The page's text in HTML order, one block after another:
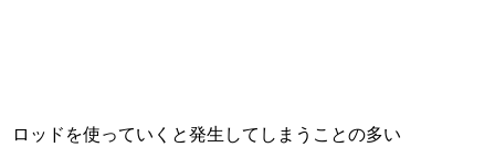
ロッドを使っていくと発生してしまうことの多い